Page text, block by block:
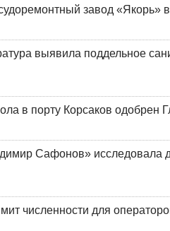
завод «Якорь»
выявила поддельное
в порту Корсаков одобрен
Сафонов» исследовала
численности для